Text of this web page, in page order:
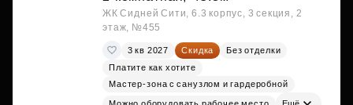
ЖК Сидней Сити, 6.3 корпус, 3 секция, 2
этаж, №455
3 кв 2027 Скидка
Без отделки
Платите как хотите
Мастер-зона с санузлом и гардеробной
Можно оборудовать рабочее место Ещё